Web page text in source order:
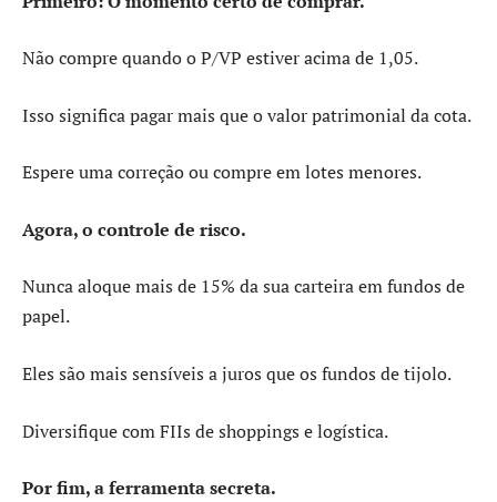
Não compre quando o P/VP estiver acima de 1,05.
Isso significa pagar mais que o valor patrimonial da cota.
Espere uma correção ou compre em lotes menores.
Agora, o controle de risco.
Nunca aloque mais de 15% da sua carteira em fundos de
papel.
Eles são mais sensíveis a juros que os fundos de tijolo.
Diversifique com FIIs de shoppings e logística.
Por fim, a ferramenta secreta.